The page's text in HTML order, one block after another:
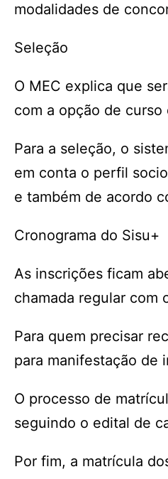
modalidades de
Seleção
O MEC explica que
com a opção de
Para a seleção, o
em conta o perfil
e também de acordo
Cronograma do Sisu+
As inscrições ficam
chamada regular com
Para quem precisar
para manifestação de
O processo de
seguindo o edital de
Por fim, a matrícula